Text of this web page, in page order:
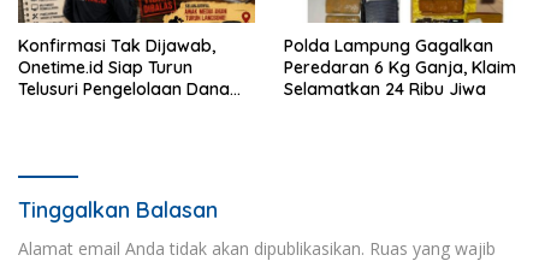
Konfirmasi Tak Dijawab,
Onetime.id Siap Turun
Telusuri Pengelolaan Dana
Polda Lampung Gagalkan
Peredaran 6 Kg Ganja, Klaim
Selamatkan 24 Ribu Jiwa
Tinggalkan Balasan
Alamat email Anda tidak akan dipublikasikan. Ruas yang wajib